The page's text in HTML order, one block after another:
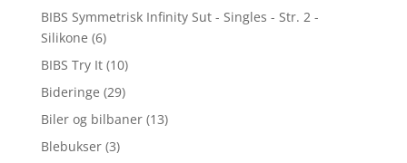
BIBS Symmetrisk Infinity Sut - Singles - Str. 2 -
Silikone (6)
BIBS Try It (10)
Bideringe (29)
Biler og bilbaner (13)
Blebukser (3)